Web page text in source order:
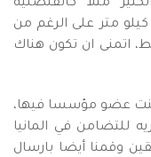
مثلا كالقنصليه
فرانكفورت ياتون اليها أشخاص من 800 كيلو متر على الرغم من
قريبه، ب 100 كلم فقط، اتمنى ان تكون هناك
كنت عضو مؤسسا فيها،
للتضامن في المانيا
وقمنا أيضا بارسال